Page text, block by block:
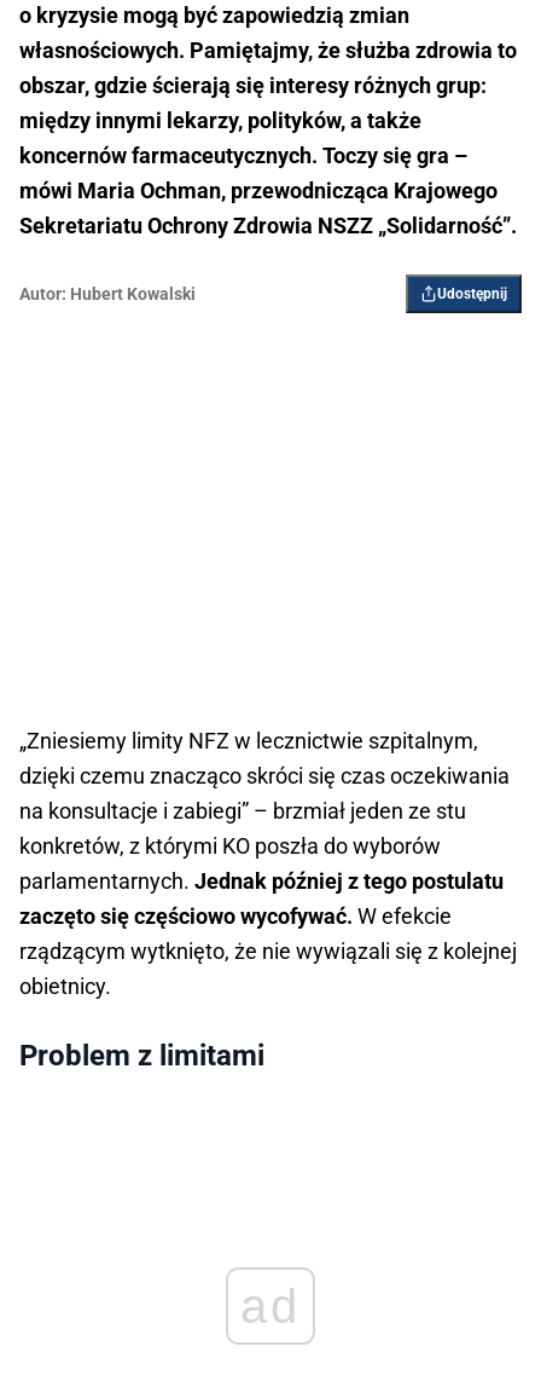
o kryzysie mogą być zapowiedzią zmian
własnościowych. Pamiętajmy, że służba zdrowia to
obszar, gdzie ścierają się interesy różnych grup:
między innymi lekarzy, polityków, a także
koncernów farmaceutycznych. Toczy się gra –
mówi Maria Ochman, przewodnicząca Krajowego
Sekretariatu Ochrony Zdrowia NSZZ „Solidarność”.
Autor: Hubert Kowalski Udostępnij
„Zniesiemy limity NFZ w lecznictwie szpitalnym,
dzięki czemu znacząco skróci się czas oczekiwania
na konsultacje i zabiegi” – brzmiał jeden ze stu
konkretów, z którymi KO poszła do wyborów
parlamentarnych. Jednak później z tego postulatu
zaczęto się częściowo wycofywać. W efekcie
rządzącym wytknięto, że nie wywiązali się z kolejnej
obietnicy.
Problem z limitami
ad